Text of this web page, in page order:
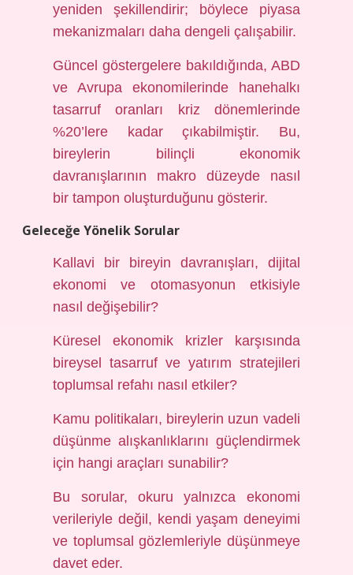
yeniden şekillendirir; böylece piyasa
mekanizmaları daha dengeli çalışabilir.
Güncel göstergelere bakıldığında, ABD
ve Avrupa ekonomilerinde hanehalkı
tasarruf oranları kriz dönemlerinde
%20’lere kadar çıkabilmiştir. Bu,
bireylerin bilinçli ekonomik
davranışlarının makro düzeyde nasıl
bir tampon oluşturduğunu gösterir.
Geleceğe Yönelik Sorular
Kallavi bir bireyin davranışları, dijital
ekonomi ve otomasyonun etkisiyle
nasıl değişebilir?
Küresel ekonomik krizler karşısında
bireysel tasarruf ve yatırım stratejileri
toplumsal refahı nasıl etkiler?
Kamu politikaları, bireylerin uzun vadeli
düşünme alışkanlıklarını güçlendirmek
için hangi araçları sunabilir?
Bu sorular, okuru yalnızca ekonomi
verileriyle değil, kendi yaşam deneyimi
ve toplumsal gözlemleriyle düşünmeye
davet eder.